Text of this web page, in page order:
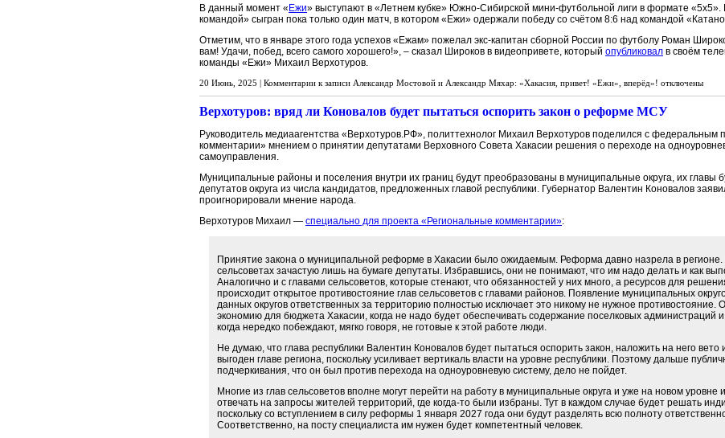
В данный момент « Ежи» выступают в «Летнем кубке» Южно-Сибирской мини-футбольной лиги в формате «5х5».
командой» сыгран пока только один матч, в котором «Ежи» одержали победу со счётом 8:6 над командой
Отметим, что в январе этого года успехов «Ежам» пожелал экс-капитан сборной России по футболу Роман
вам! Удачи, побед, всего самого хорошего!», – сказал Широков в видеопривете, который опубликовал в своём
команды «Ежи» Михаил Верхотуров.
20 Июнь, 2025 | Комментарии к записи Александр Мостовой и Александр Мяхар: «Хакасия, привет! «Ежи», вперёд»! отключены
Верхотуров: вряд ли Коновалов будет пытаться оспорить закон о реформе МСУ
Руководитель медиаагентства «Верхотуров.РФ», политтехнолог Михаил Верхотуров поделился с федеральным
комментарии» мнением о принятии депутатами Верховного Совета Хакасии решения о переходе на
самоуправления.
Муниципальные районы и поселения внутри их границ будут преобразованы в муниципальные округа, их главы
депутатов округа из числа кандидатов, предложенных главой республики. Губернатор Валентин Коновалов
проигнорировали мнение народа.
Верхотуров Михаил — специально для проекта «Региональные комментарии»:
Принятие закона о муниципальной реформе в Хакасии было ожидаемым. Реформа давно назрела в
сельсоветах зачастую лишь на бумаге депутаты. Избравшись, они не понимают, что им надо делать и как
Аналогично и с главами сельсоветов, которые стенают, что обязанностей у них много, а ресурсов для
происходит открытое противостояние глав сельсоветов с главами районов. Появление муниципальных
данных округов ответственных за территорию полностью исключает это никому не нужное противостояние.
экономию для бюджета Хакасии, когда не надо будет обеспечивать содержание поселковых администраций
когда нередко побеждают, мягко говоря, не готовые к этой работе люди.
Не думаю, что глава республики Валентин Коновалов будет пытаться оспорить закон, наложить на него вето
выгоден главе региона, поскольку усиливает вертикаль власти на уровне республики. Поэтому дальше
подчеркивания, что он был против перехода на одноуровневую систему, дело не пойдет.
Многие из глав сельсоветов вполне могут перейти на работу в муниципальные округа и уже на новом
отвечать на запросы жителей территорий, где когда-то были избраны. Тут в каждом случае будет решать
поскольку со вступлением в силу реформы 1 января 2027 года они будут разделять всю полноту
Соответственно, на посту специалиста им нужен будет компетентный человек.